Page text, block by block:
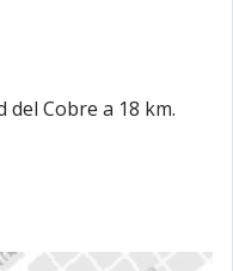
del Cobre a 18 km.